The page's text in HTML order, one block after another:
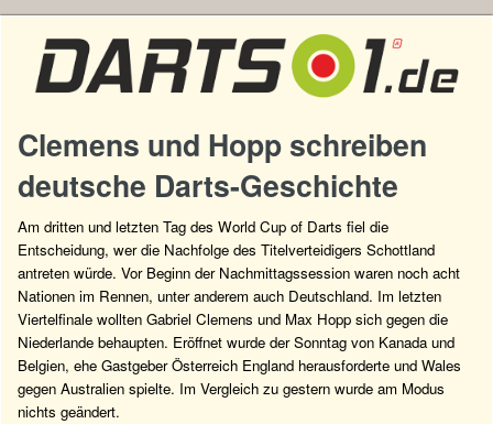
Clemens und Hopp schreiben
deutsche Darts-Geschichte
Am dritten und letzten Tag des World Cup of Darts fiel die
Entscheidung, wer die Nachfolge des Titelverteidigers Schottland
antreten würde. Vor Beginn der Nachmittagssession waren noch acht
Nationen im Rennen, unter anderem auch Deutschland. Im letzten
Viertelfinale wollten Gabriel Clemens und Max Hopp sich gegen die
Niederlande behaupten. Eröffnet wurde der Sonntag von Kanada und
Belgien, ehe Gastgeber Österreich England herausforderte und Wales
gegen Australien spielte. Im Vergleich zu gestern wurde am Modus
nichts geändert.